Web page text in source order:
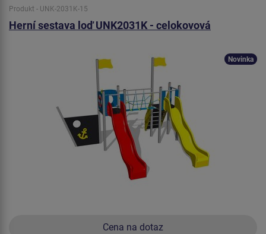
Produkt - UNK-2031K-15
Herní sestava loď UNK2031K - celokovová
Cena na dotaz
Novinka